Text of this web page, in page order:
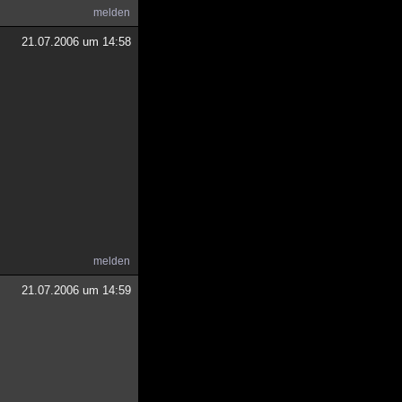
melden
21.07.2006 um 14:58
melden
21.07.2006 um 14:59